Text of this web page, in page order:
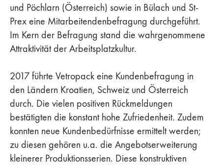
und Pöchlarn (Österreich) sowie in Bülach und St-
Prex eine Mitarbeitendenbefragung durchgeführt.
Im Kern der Befragung stand die wahrgenommene
Attraktivität der Arbeitsplatzkultur.
2017 führte Vetropack eine Kundenbefragung in
den Ländern Kroatien, Schweiz und Österreich
durch. Die vielen positiven Rückmeldungen
bestätigten die konstant hohe Zufriedenheit. Zudem
konnten neue Kundenbedürfnisse ermittelt werden;
zu diesen gehören u.a. die Angebotserweiterung
kleinerer Produktionsserien. Diese konstruktiven